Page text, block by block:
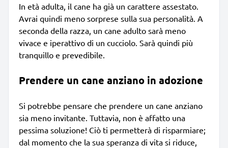
In età adulta, il cane ha già un carattere assestato.
Avrai quindi meno sorprese sulla sua personalità. A
seconda della razza, un cane adulto sarà meno
vivace e iperattivo di un cucciolo. Sarà quindi più
tranquillo e prevedibile.
Prendere un cane anziano in adozione
Si potrebbe pensare che prendere un cane anziano
sia meno invitante. Tuttavia, non è affatto una
pessima soluzione! Ciò ti permetterà di risparmiare;
dal momento che la sua speranza di vita si riduce,